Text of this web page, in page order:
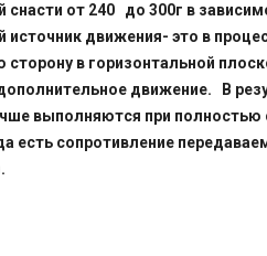
снасти от 240 до 300г в
движения- это в
в горизонтальной
движение. В
выполняются при полностью
есть сопротивление